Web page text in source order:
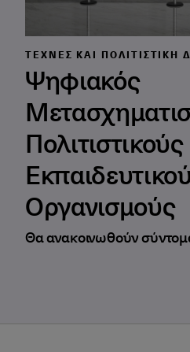
ΤΈΧΝΕΣ ΚΑΙ ΠΟΛΙΤΙΣΤΙΚΉ
Ψηφιακός
Οργανισμούς
Θα ανακοινωθούν